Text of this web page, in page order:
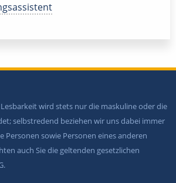
wird stets nur die maskuline oder die
selbstredend beziehen wir uns dabei immer
Personen sowie Personen eines anderen
auch Sie die geltenden gesetzlichen